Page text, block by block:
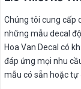
Chúng tôi cung cấp
những mẫu decal
Hoa Van Decal có
đáp ứng mọi nhu
mẫu có sẵn hoặc tự